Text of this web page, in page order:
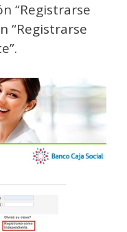
“Registrarse
“Registrarse